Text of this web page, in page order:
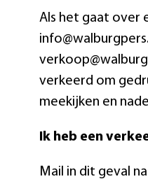
Als het gaat over
verkeerd om
meekijken en
Ik heb een
Mail in dit geval